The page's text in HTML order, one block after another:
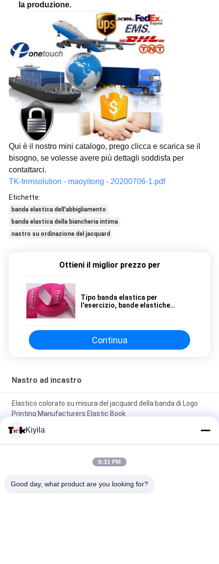
la produzione.
Qui è il nostro mini catalogo, prego clicca e scarica se il
bisogno, se volesse avere più dettagli soddisfa per
contattarci.
TK-trimsolution - maoyitong - 20200706-1.pdf
Etichette:
banda elastica dell'abbigliamento
banda elastica della biancheria intima
nastro su ordinazione del jacquard
Ottieni il miglior prezzo per
Tipo banda elastica per
l'esercizio, bande elastiche
Continua
Nastro ad incastro
Elastico colorato su misura del jacquard della banda di Logo
Printing Manufacturers Elastic Book
Stampa di schermo su ordinazione del silicio della banda
elastica del jacquard della palestra di yoga per la biancheria
rivestimenti 1cm 2cm 3cm su misura
Kiyila
6:31 PM
Good day, what product are you looking for?